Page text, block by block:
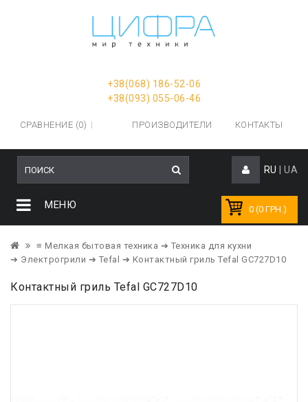
+38(068) 186-52-06
+38(093) 055-06-46
СРАВНЕНИЕ (0) ПРОИЗВОДИТЕЛИ КОНТАКТЫ
RU UA
0 (0 ГРН.)
МЕНЮ
≡ Мелкая бытовая техника ➔ Техника для кухни
➔ Электрогрили ➔ Tefal ➔ Контактный гриль Tefal GC727D10
Контактный гриль Tefal GC727D10